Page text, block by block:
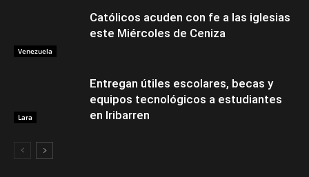
Venezuela
Católicos acuden con fe a las iglesias
este Miércoles de Ceniza
Lara
Entregan útiles escolares, becas y
equipos tecnológicos a estudiantes
en Iribarren